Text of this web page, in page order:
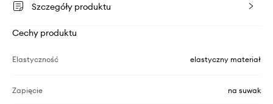
Szczegóły produktu
Cechy produktu
Elastyczność elastyczny materiał
Zapięcie na suwak